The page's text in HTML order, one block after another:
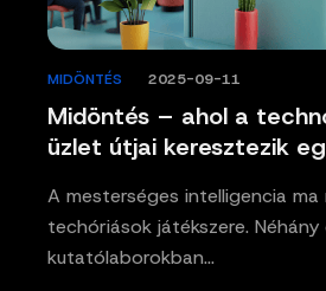
Midöntés – ahol a
üzlet útjai keresztezik
MIDÖNTÉS 2025-09-11
A mesterséges intelligencia ma
techóriások játékszere.
kutatólaborokban…